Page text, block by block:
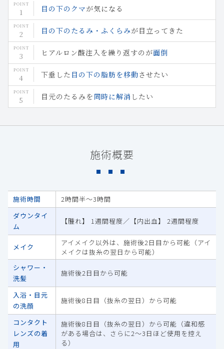
目の下のクマが気になる
目の下のたるみ・ふくらみが目立ってきた
ヒアルロン酸注入を繰り返すのが面倒
下垂した 目の下の脂肪を移動させたい
目元のたるみを 同時に解消 したい
施術概要
施術時間
2時間半～3時間
ダウンタイ
ム
【腫れ】 1週間程度／【内出血】 2週間程度
メイク
アイメイク以外は、施術後2日目から可能（アイ
メイクは抜糸の翌日から可能）
シャワー・
洗髪
施術後2日目から可能
入浴・目元
の洗顔
施術後8日目（抜糸の翌日）から可能
コンタクト
レンズの着
用
施術後8日目（抜糸の翌日）から可能（違和感
がある場合は、さらに2～3日ほど使用を控え
る）